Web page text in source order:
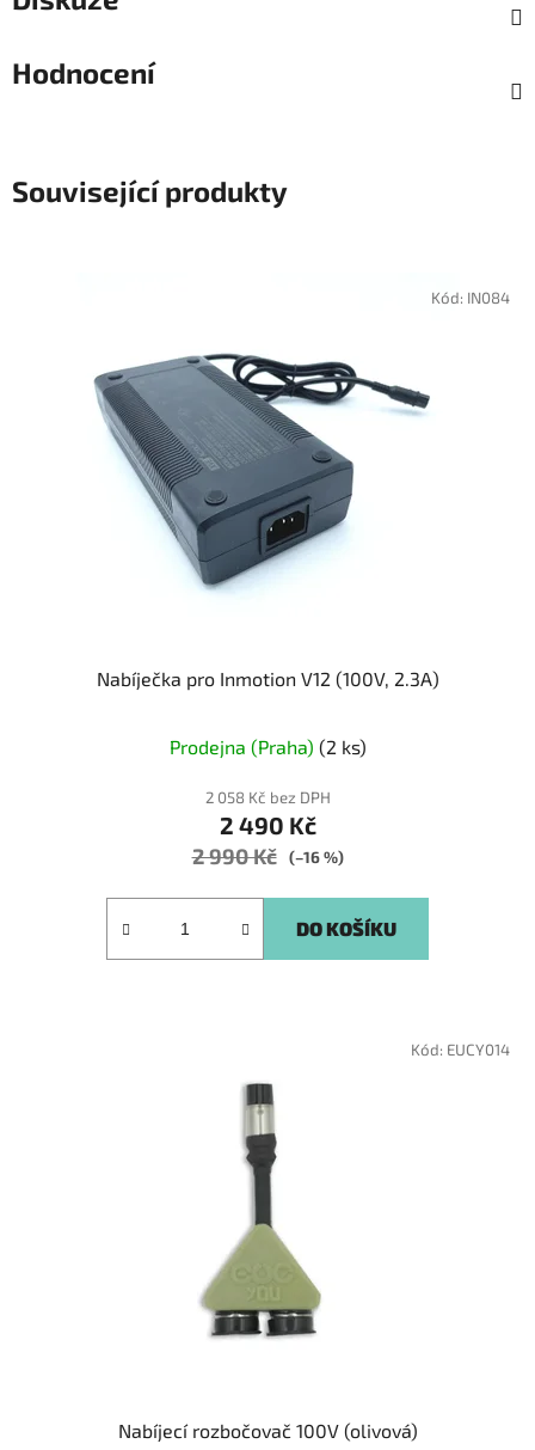
Hodnocení
Související produkty
Nabíječka pro Inmotion V12 (100V, 2.3A)
Prodejna (Praha) (2 ks)
2 058 Kč bez DPH
2 490 Kč
2 990 Kč (–16 %)
DO KOŠÍKU
Kód: IN084
Nabíjecí rozbočovač 100V (olivová)
Kód: EUCY014